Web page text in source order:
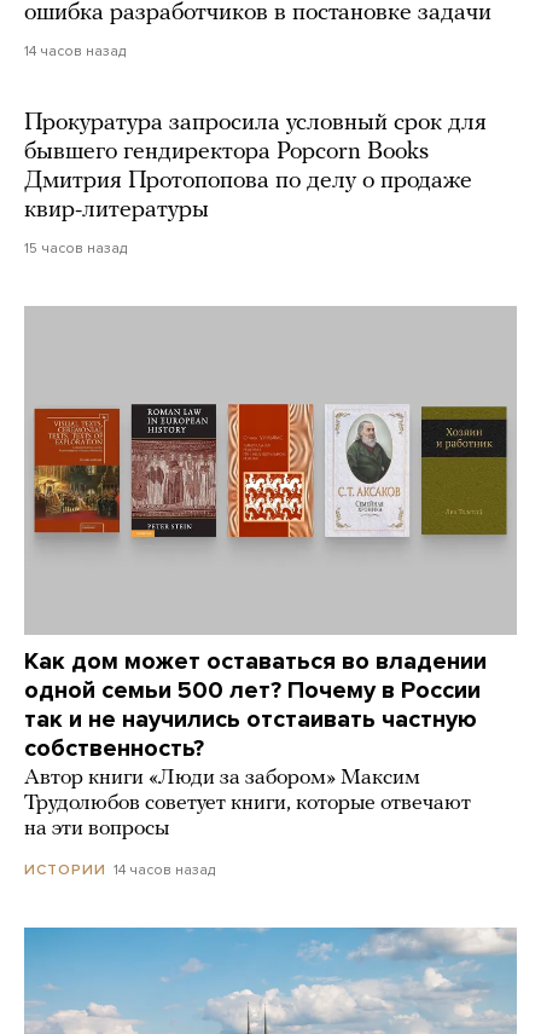
ошибка разработчиков в постановке задачи
14 часов назад
Прокуратура запросила условный срок для
бывшего гендиректора Popcorn Books
Дмитрия Протопопова по делу о продаже
квир-литературы
15 часов назад
Как дом может оставаться во владении
одной семьи 500 лет? Почему в России
так и не научились отстаивать частную
собственность?
Автор книги «Люди за забором» Максим
Трудолюбов советует книги, которые отвечают
на эти вопросы
ИСТОРИИ 14 часов назад